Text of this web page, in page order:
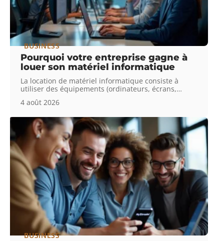
BUSINESS
Pourquoi votre entreprise gagne à
louer son matériel informatique
La location de matériel informatique consiste à
utiliser des équipements (ordinateurs, écrans,…
4 août 2026
BUSINESS